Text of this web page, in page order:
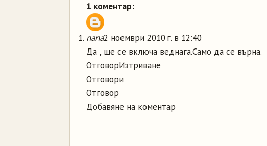
1 коментар:
nana2 ноември 2010 г. в 12:40
Да , ще се включа веднага.Само да се върна.
ОтговорИзтриване
Отговори
Отговор
Добавяне на коментар